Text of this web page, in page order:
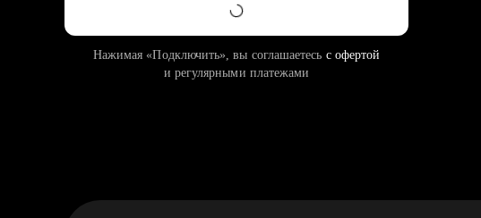
Нажимая «Подключить», вы соглашаетесь с офертой
и регулярными платежами